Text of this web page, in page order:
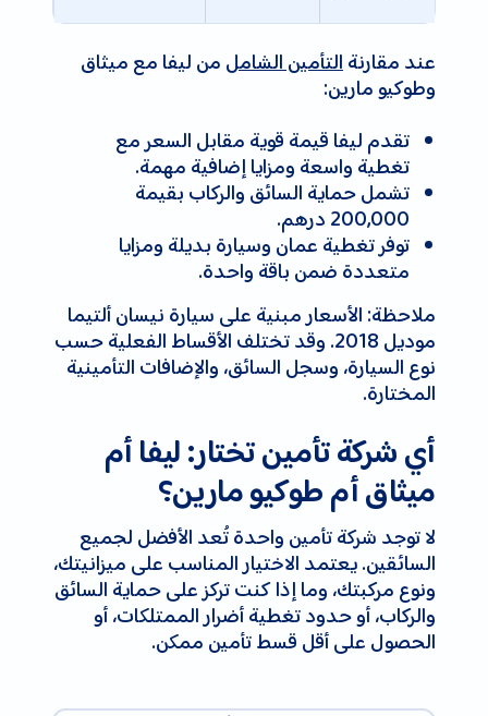
عند مقارنةالتأمين الشاملمن ليفا مع ميثاق
وطوكيو مارين:
تقدم ليفا قيمة قوية مقابل السعر مع
تغطية واسعة ومزايا إضافية مهمة.
تشمل حماية السائق والركاب بقيمة
200,000 درهم.
توفر تغطية عمان وسيارة بديلة ومزايا
متعددة ضمن باقة واحدة.
ملاحظة: الأسعار مبنية على سيارة نيسان ألتيما
موديل 2018. وقد تختلف الأقساط الفعلية حسب
نوع السيارة، وسجل السائق، والإضافات التأمينية
المختارة.
أي شركة تأمين تختار: ليفا أم
ميثاق أم طوكيو مارين؟
لا توجد شركة تأمين واحدة تُعد الأفضل لجميع
السائقين. يعتمد الاختيار المناسب على ميزانيتك،
ونوع مركبتك، وما إذا كنت تركز على حماية السائق
والركاب، أو حدود تغطية أضرار الممتلكات، أو
الحصول على أقل قسط تأمين ممكن.